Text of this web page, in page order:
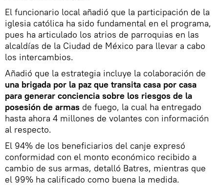
El funcionario local añadió que la participación de la
iglesia católica ha sido fundamental en el programa,
pues ha articulado los atrios de parroquias en las
alcaldías de la Ciudad de México para llevar a cabo
los intercambios.
Añadió que la estrategia incluye la colaboración de
una brigada por la paz que transita casa por casa
para generar conciencia sobre los riesgos de la
posesión de armas de fuego, la cual ha entregado
hasta ahora 4 millones de volantes con información
al respecto.
El 94% de los beneficiarios del canje expresó
conformidad con el monto económico recibido a
cambio de sus armas, detalló Batres, mientras que
el 99% ha calificado como buena la medida.